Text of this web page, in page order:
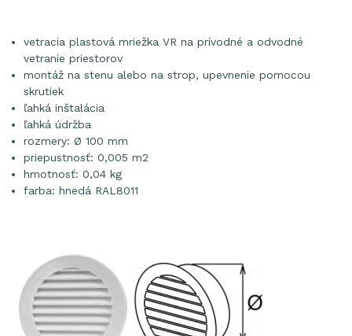
vetracia plastová mriežka VR na prívodné a odvodné
vetranie priestorov
montáž na stenu alebo na strop, upevnenie pomocou
skrutiek
ľahká inštalácia
ľahká údržba
rozmery: Ø 100 mm
priepustnosť: 0,005 m2
hmotnosť: 0,04 kg
farba: hnedá RAL8011